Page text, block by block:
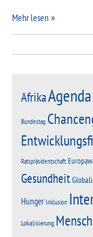
Mehr lesen
Afrika
Bundestag
Ratspräsidentschaft
Gesundheit
Hunger Inklusion
Lokalisierung